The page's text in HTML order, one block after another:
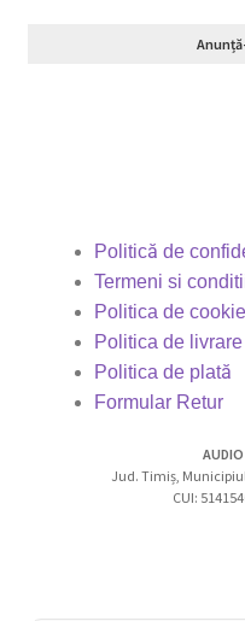
Politică de
Termeni si
Politica de
Politica de
Politica de plată
Formular Retur
Jud. Timiș,
CUI: